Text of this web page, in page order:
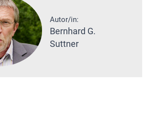
Autor/in:
Bernhard G.
Suttner